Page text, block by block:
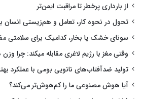
از بارداری پرخطر تا مراقبت ایمن‌تر
تحول در نحوه کار، تعامل و هم‌زیستی انسان
سونای خشک یا بخار، کدامیک برای سلامتی
وقتی مغز با رژیم لاغری مقابله میکند: چرا وزن
تولید ضدآفتاب‌های نانویی بومی با عملکرد
آیا هوش مصنوعی ما را کم‌هوش‌تر می‌کند؟